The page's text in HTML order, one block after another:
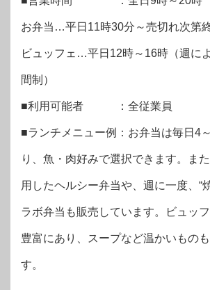
お弁当…平日11時30分～売切れ次第
ビュッフェ…平日12時～16時（週に
間制）
■利用可能者 ：全従業員
■ランチメニュー例：お弁当は毎日4
り、魚・肉好みで選択できます。ま
用したヘルシー弁当や、週に一度、“
ラボ弁当も販売しています。ビュッ
豊富にあり、スープなど温かいもの
す。​